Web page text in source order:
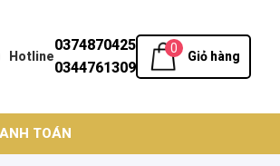
Hotline
0374870425
0344761309
0
Giỏ hàng
TOÁN